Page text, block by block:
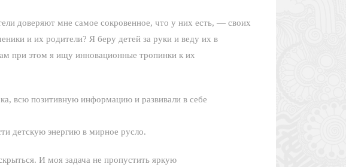
доверяют мне самое сокровенное, что у них есть, — своих
и их родители? Я беру детей за руки и веду их в
при этом я ищу инновационные тропинки к их
всю позитивную информацию и развивали в себе
детскую энергию в мирное русло.
И моя задача не пропустить яркую